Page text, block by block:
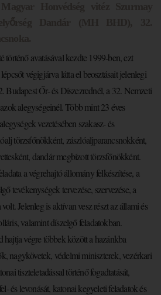
történő avatásával kezdte 1999-ben, ezt
végigjárva látta el beosztásait jelenlegi
Budapest Őr- és Díszezrednél, a 32. Nemzeti
alegységeinél. Több mint 23 éves
vezetésében szakasz- és
törzsfőnökként, zászlóaljparancsnokként,
dandár megbízott törzsfőnökként.
a végrehajtó állomány felkészítése, a
tevékenységek tervezése, szervezése, a
Jelenleg is aktívan vesz részt az állami és
valamint díszelgő feladatokban.
hajtja végre többek között a hazánkba
nagykövetek, védelmi miniszterek, vezérkari
tiszteletadással történő fogadtatását,
és levonását, katonai kegyeleti feladatok és